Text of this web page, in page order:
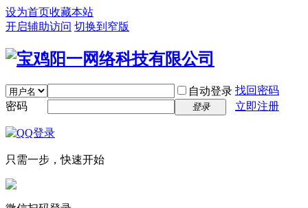
设为首页收藏本站
开启辅助访问 切换到窄版
自动登录 找回密码
密码
登录 立即注册
只需一步，快速开始